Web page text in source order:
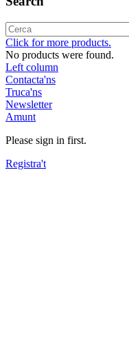
Click for more products.
No products were found.
Left column
Contacta'ns
Truca'ns
Newsletter
Amunt
Please sign in first.
Registra't